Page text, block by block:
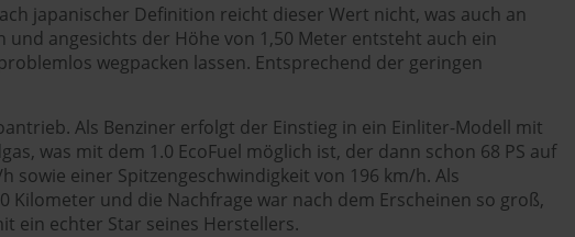
japanischer Definition reicht dieser Wert nicht, was auch an
angesichts der Höhe von 1,50 Meter entsteht auch ein
wegpacken lassen. Entsprechend der geringen
Als Benziner erfolgt der Einstieg in ein Einliter-Modell mit
was mit dem 1.0 EcoFuel möglich ist, der dann schon 68 PS auf
sowie einer Spitzengeschwindigkeit von 196 km/h. Als
und die Nachfrage war nach dem Erscheinen so groß,
ein echter Star seines Herstellers.